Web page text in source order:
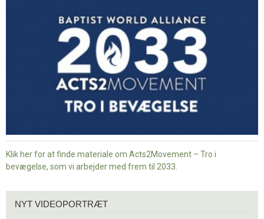
Klik her for at finde materiale om Acts2Movement – Tro i
bevægelse, som vi arbejder med frem til 2033.
videoportræt
NYT VIDEOPORTRÆT